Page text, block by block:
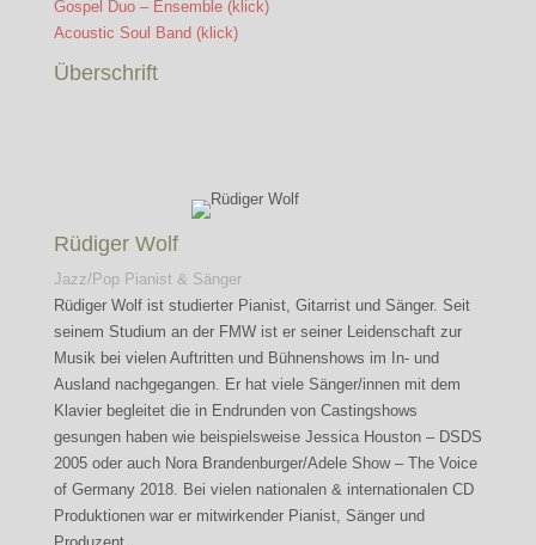
Gospel Duo – Ensemble (klick)
Acoustic Soul Band (klick)
Überschrift
Rüdiger Wolf
Jazz/Pop Pianist & Sänger
Rüdiger Wolf ist studierter Pianist, Gitarrist und Sänger. Seit
seinem Studium an der FMW ist er seiner Leidenschaft zur
Musik bei vielen Auftritten und Bühnenshows im In- und
Ausland nachgegangen. Er hat viele Sänger/innen mit dem
Klavier begleitet die in Endrunden von Castingshows
gesungen haben wie beispielsweise Jessica Houston – DSDS
2005 oder auch Nora Brandenburger/Adele Show – The Voice
of Germany 2018. Bei vielen nationalen & internationalen CD
Produktionen war er mitwirkender Pianist, Sänger und